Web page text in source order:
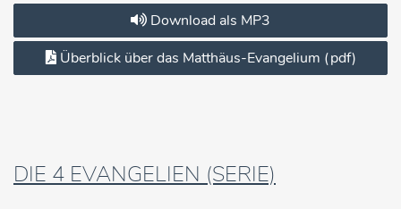
Download als MP3
Überblick über das Matthäus-Evangelium (pdf)
DIE 4 EVANGELIEN (SERIE)